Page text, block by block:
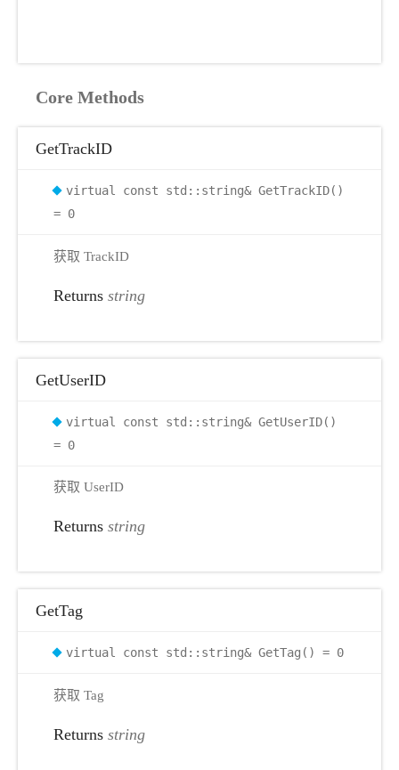
Core Methods
GetTrackID
virtual const std::string& GetTrackID()
= 0
获取 TrackID
Returns string
GetUserID
virtual const std::string& GetUserID()
= 0
获取 UserID
Returns string
GetTag
virtual const std::string& GetTag() = 0
获取 Tag
Returns string